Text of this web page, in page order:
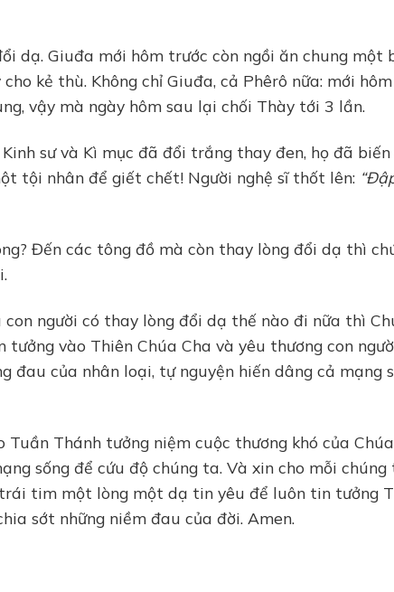
dạ. Giuđa mới hôm trước còn ngồi ăn chung một
kẻ thù. Không chỉ Giuđa, cả Phêrô nữa: mới
vậy mà ngày hôm sau lại chối Thày tới 3 lần.
sư và Kì mục đã đổi trắng thay đen, họ đã biến
tội nhân để giết chết! Người nghệ sĩ thốt lên:
Đến các tông đồ mà còn thay lòng đổi dạ thì
con người có thay lòng đổi dạ thế nào đi nữa thì
vào Thiên Chúa Cha và yêu thương con
đau của nhân loại, tự nguyện hiến dâng cả mạng
Thánh tưởng niệm cuộc thương khó của
sống để cứu độ chúng ta. Và xin cho mỗi chúng
tim một lòng một dạ tin yêu để luôn tin tưởng
sớt những niềm đau của đời. Amen.